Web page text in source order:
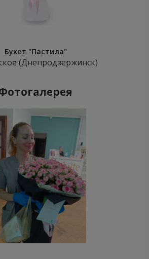
Букет "Пастила"
(Днепродзержинск)